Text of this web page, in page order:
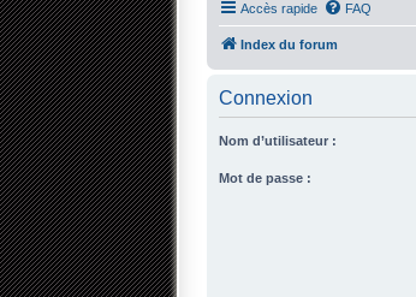
Accès rapide FAQ
Index du forum
Connexion
Nom d’utilisateur :
Mot de passe :